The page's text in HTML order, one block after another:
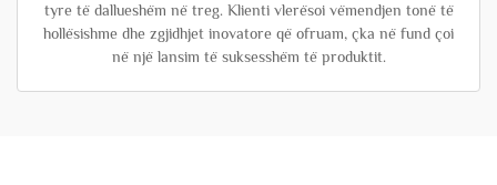
tyre të dallueshëm në treg. Klienti vlerësoi vëmendjen tonë të
hollësishme dhe zgjidhjet inovatore që ofruam, çka në fund çoi
në një lansim të suksesshëm të produktit.